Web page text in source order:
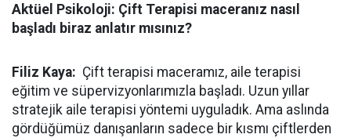
Aktüel Psikoloji: Çift Terapisi maceranız nasıl
başladı biraz anlatır mısınız?
Filiz Kaya: Çift terapisi maceramız, aile terapisi
eğitim ve süpervizyonlarımızla başladı. Uzun yıllar
stratejik aile terapisi yöntemi uyguladık. Ama aslında
gördüğümüz danışanların sadece bir kısmı çiftlerden